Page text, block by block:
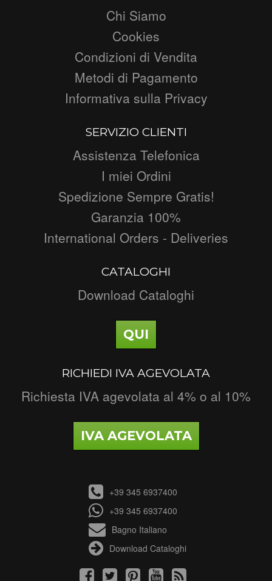
Chi Siamo
Cookies
Condizioni di Vendita
Metodi di Pagamento
Informativa sulla Privacy
SERVIZIO CLIENTI
Assistenza Telefonica
I miei Ordini
Spedizione Sempre Gratis!
Garanzia 100%
International Orders - Deliveries
CATALOGHI
Download Cataloghi
QUI
RICHIEDI IVA AGEVOLATA
Richiesta IVA agevolata al 4% o al 10%
IVA AGEVOLATA
+39 345 6937400
+39 345 6937400
Bagno Italiano
Download Cataloghi